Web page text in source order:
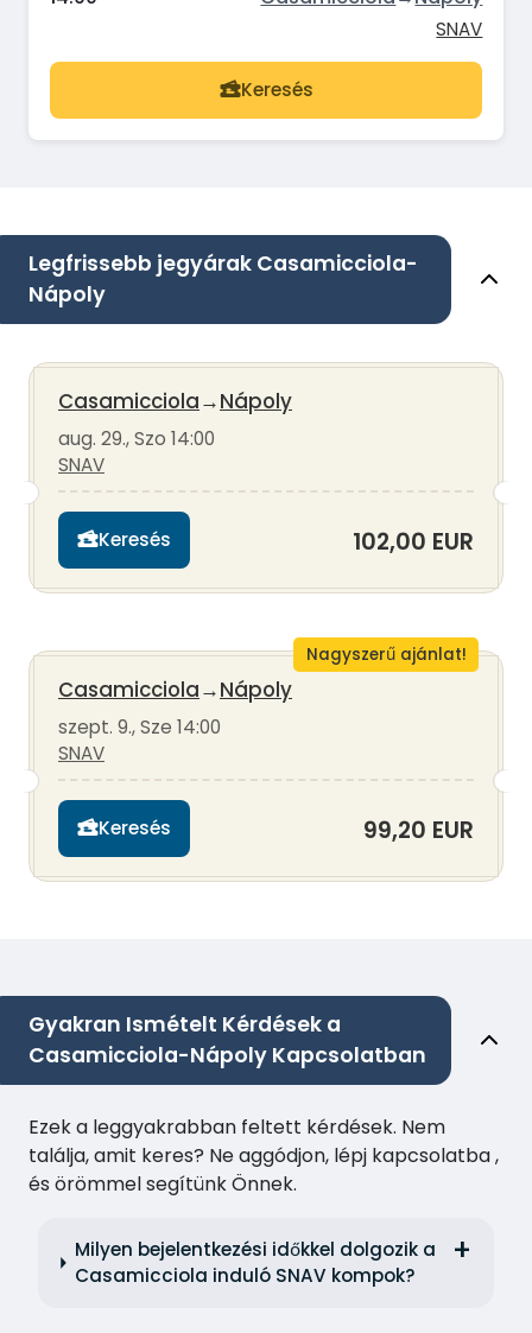
SNAV
Keresés
Legfrissebb jegyárak Casamicciola-
Nápoly
Casamicciola→Nápoly
aug. 29., Szo 14:00
SNAV
Keresés 102,00 EUR
Nagyszerű ajánlat!
Casamicciola→Nápoly
szept. 9., Sze 14:00
SNAV
Keresés 99,20 EUR
Gyakran Ismételt Kérdések a
Casamicciola-Nápoly Kapcsolatban
Ezek a leggyakrabban feltett kérdések. Nem
találja, amit keres? Ne aggódjon, lépj kapcsolatba ,
és örömmel segítünk Önnek.
Milyen bejelentkezési időkkel dolgozik a
Casamicciola induló SNAV kompok?